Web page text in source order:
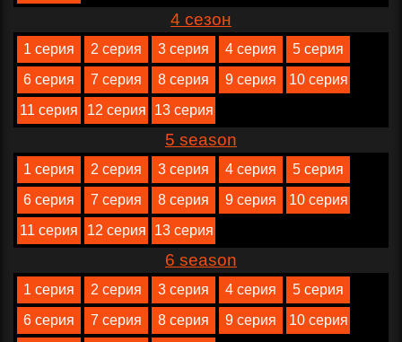
4 сезон
1 серия 2 серия 3 серия 4 серия
5 серия
6 серия
7 серия 8 серия 9 серия
10 серия
11 серия
12 серия 13 серия
5 season
1 серия 2 серия 3 серия 4 серия
5 серия
6 серия
7 серия 8 серия 9 серия
10 серия
11 серия
12 серия 13 серия
6 season
1 серия 2 серия 3 серия 4 серия
5 серия
6 серия
7 серия 8 серия 9 серия
10 серия